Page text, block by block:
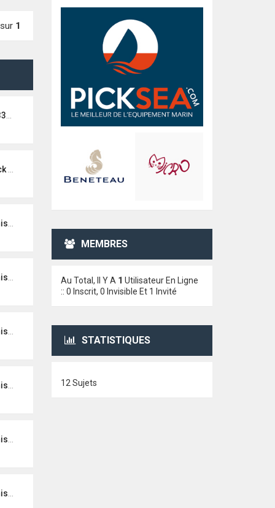
sur 1
MEMBRES
Au Total, Il Y A 1 Utilisateur En Ligne
:: 0 Inscrit, 0 Invisible Et 1 Invité
STATISTIQUES
12 Sujets